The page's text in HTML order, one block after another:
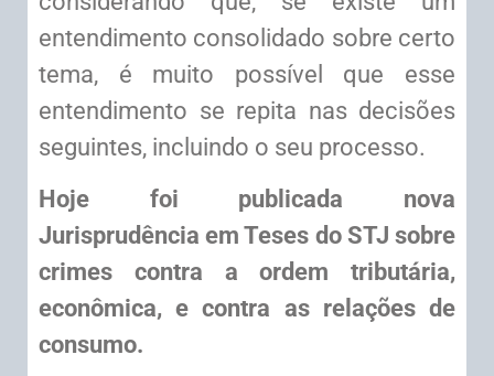
entendimento consolidado sobre certo
tema, é muito possível que esse
entendimento se repita nas decisões
seguintes, incluindo o seu processo.
Hoje foi publicada nova
Jurisprudência em Teses do STJ sobre
crimes contra a ordem tributária,
econômica, e contra as relações de
consumo.